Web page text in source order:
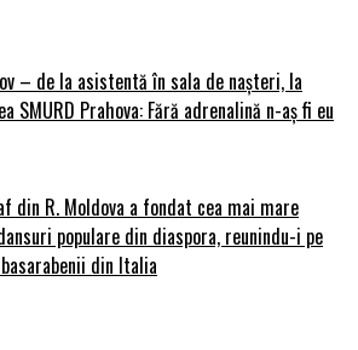
– de la asistentă în sala de nașteri, la
SMURD Prahova: Fără adrenalină n-aș fi eu
din R. Moldova a fondat cea mai mare
populare din diaspora, reunindu-i pe
din Italia